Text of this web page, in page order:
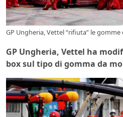
GP Ungheria, Vettel “rifiuta” le
GP Ungheria, Vettel ha
box sul tipo di gomma da